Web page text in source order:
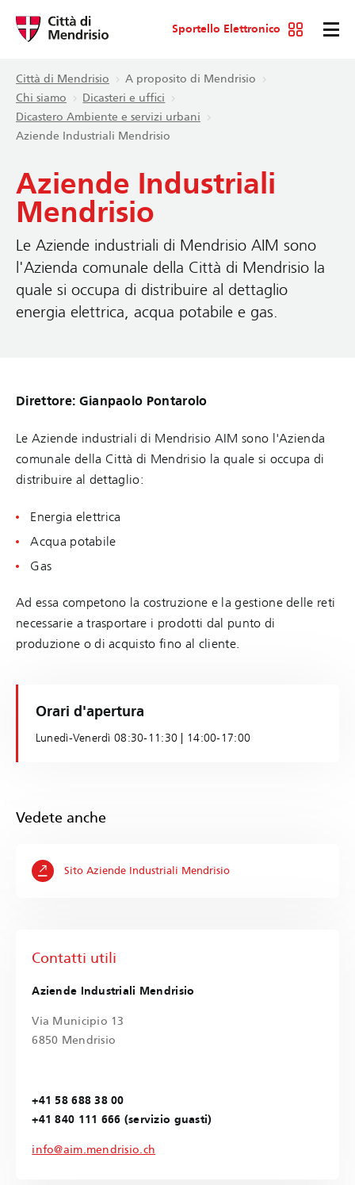
Sportello Elettronico
Città di Mendrisio
A proposito di Mendrisio
Chi siamo
Dicasteri e uffici
Dicastero Ambiente e servizi urbani
Aziende Industriali Mendrisio
Aziende Industriali
Mendrisio
Le Aziende industriali di Mendrisio AIM sono
l'Azienda comunale della Città di Mendrisio la
quale si occupa di distribuire al dettaglio
energia elettrica, acqua potabile e gas.
Direttore: Gianpaolo Pontarolo
Le Aziende industriali di Mendrisio AIM sono l'Azienda
comunale della Città di Mendrisio la quale si occupa di
distribuire al dettaglio:
Energia elettrica
Acqua potabile
Gas
Ad essa competono la costruzione e la gestione delle reti
necessarie a trasportare i prodotti dal punto di
produzione o di acquisto fino al cliente.
Orari d'apertura
Lunedì-Venerdì 08:30-11:30 | 14:00-17:00
Vedete anche
Sito Aziende Industriali Mendrisio
Contatti utili
Aziende Industriali Mendrisio
Via Municipio 13
6850 Mendrisio
+41 58 688 38 00
+41 840 111 666 (servizio guasti)
info@aim.mendrisio.ch